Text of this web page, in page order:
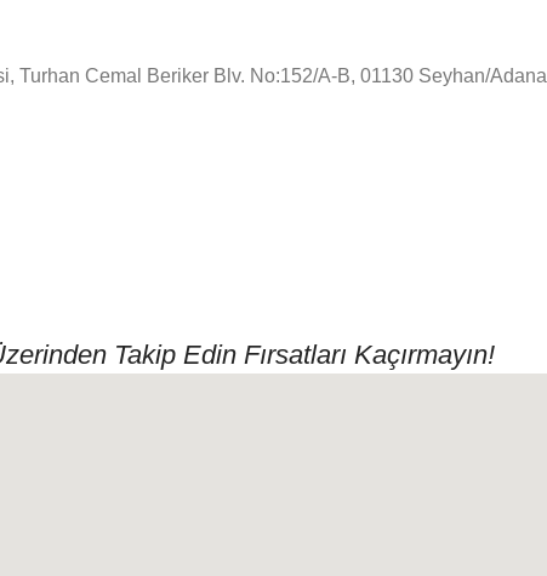
Turhan Cemal Beriker Blv. No:152/A-B, 01130 Seyhan/Adana
Takip Edin Fırsatları Kaçırmayın!